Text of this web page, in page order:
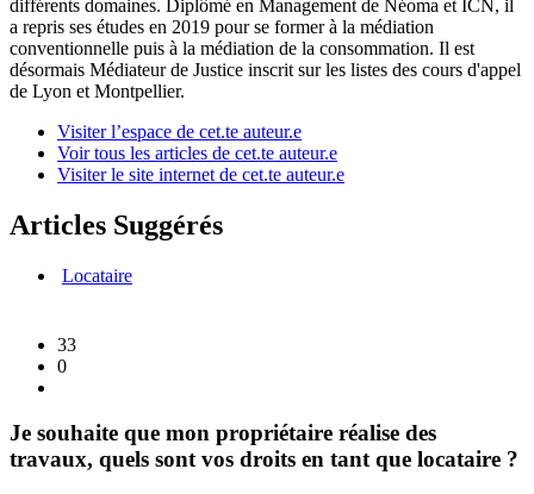
différents domaines. Diplômé en Management de Néoma et ICN, il
a repris ses études en 2019 pour se former à la médiation
conventionnelle puis à la médiation de la consommation. Il est
désormais Médiateur de Justice inscrit sur les listes des cours d'appel
de Lyon et Montpellier.
Visiter l’espace de cet.te auteur.e
Voir tous les articles de cet.te auteur.e
Visiter le site internet de cet.te auteur.e
Articles Suggérés
Locataire
33
0
Je souhaite que mon propriétaire réalise des
travaux, quels sont vos droits en tant que locataire ?